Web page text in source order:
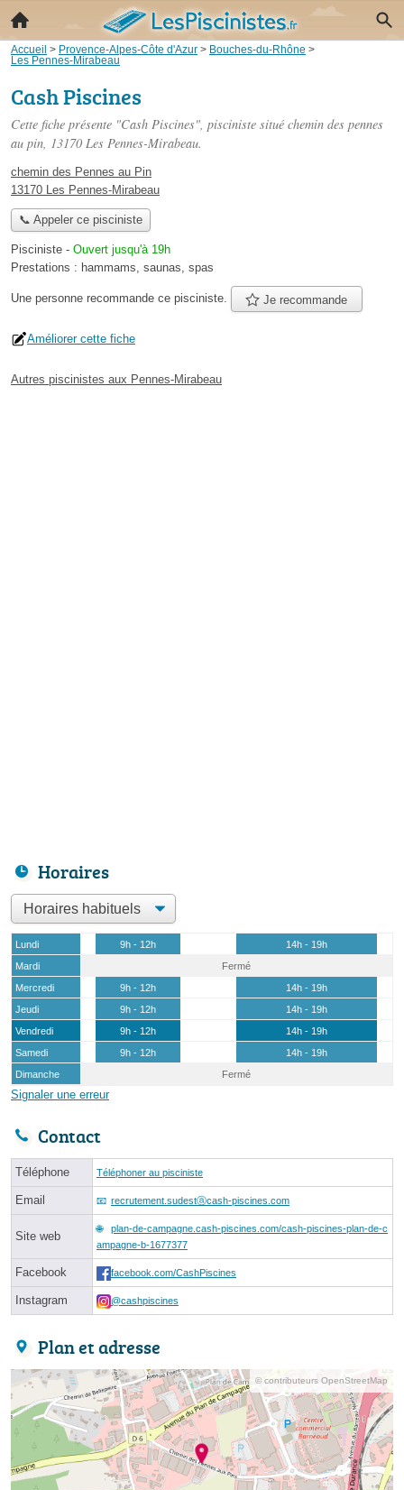
Accueil > Provence-Alpes-Côte d'Azur > Bouches-du-Rhône >
Les Pennes-Mirabeau
Cash Piscines
Cette fiche présente "Cash Piscines", pisciniste situé chemin des pennes
au pin, 13170 Les Pennes-Mirabeau.
chemin des Pennes au Pin
13170 Les Pennes-Mirabeau
📞 Appeler ce pisciniste
Pisciniste - Ouvert jusqu'à 19h
Prestations : hammams, saunas, spas
Une personne recommande ce pisciniste. Je recommande
Améliorer cette fiche
Autres piscinistes aux Pennes-Mirabeau
Horaires
Lundi 9h - 12h
14h - 19h
Mardi
Fermé
Mercredi
9h - 12h
14h - 19h
Jeudi
9h - 12h
14h - 19h
Vendredi
9h - 12h
14h - 19h
Samedi
9h - 12h
14h - 19h
Dimanche
Fermé
Signaler une erreur
Contact
Téléphone Téléphoner au pisciniste
Email recrutement.sudestⓐcash-piscines.com
Site web
plan-de-campagne.cash-piscines.com/cash-piscines-plan-de-c
ampagne-b-1677377
Facebook facebook.com/CashPiscines
Instagram @cashpiscines
Plan et adresse
© contributeurs OpenStreetMap